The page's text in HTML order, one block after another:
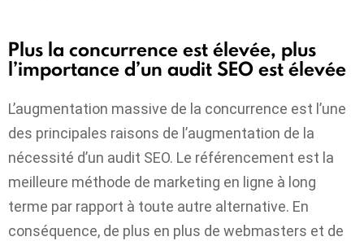
Plus la concurrence est élevée, plus
l’importance d’un audit SEO est élevée
L’augmentation massive de la concurrence est l’une
des principales raisons de l’augmentation de la
nécessité d’un audit SEO. Le référencement est la
meilleure méthode de marketing en ligne à long
terme par rapport à toute autre alternative. En
conséquence, de plus en plus de webmasters et de